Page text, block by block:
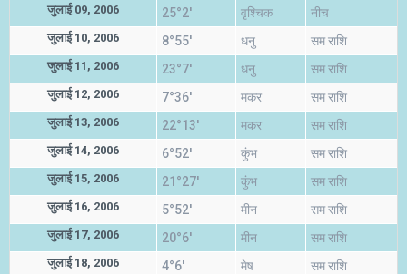
जुलाई 09, 2006 25°2' वृश्चिक नीच
जुलाई 10, 2006 8°55' धनु सम राशि
जुलाई 11, 2006 23°7' धनु सम राशि
जुलाई 12, 2006 7°36' मकर सम राशि
जुलाई 13, 2006 22°13' मकर सम राशि
जुलाई 14, 2006 6°52' कुंभ सम राशि
जुलाई 15, 2006 21°27' कुंभ सम राशि
जुलाई 16, 2006 5°52' मीन सम राशि
जुलाई 17, 2006 20°6' मीन सम राशि
जुलाई 18, 2006 4°6' मेष सम राशि